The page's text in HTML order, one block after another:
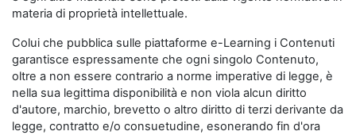
materia di proprietà intellettuale.
Colui che pubblica sulle piattaforme e-Learning i Contenuti
garantisce espressamente che ogni singolo Contenuto,
oltre a non essere contrario a norme imperative di legge, è
nella sua legittima disponibilità e non viola alcun diritto
d'autore, marchio, brevetto o altro diritto di terzi derivante da
legge, contratto e/o consuetudine, esonerando fin d'ora